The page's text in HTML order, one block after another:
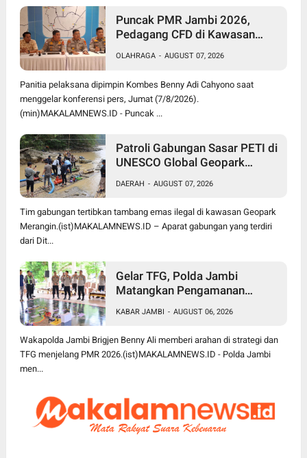
Puncak PMR Jambi 2026,
Pedagang CFD di Kawasan
Dipindahkan, Ini Lokasinya
OLAHRAGA - AUGUST 07, 2026
Panitia pelaksana dipimpin Kombes Benny Adi Cahyono saat
menggelar konferensi pers, Jumat (7/8/2026).
(min)MAKALAMNEWS.ID - Puncak ...
Patroli Gabungan Sasar PETI di
UNESCO Global Geopark
Peralatan Digunakan Tambang
Emas Ilegal
DAERAH - AUGUST 07, 2026
Tim gabungan tertibkan tambang emas ilegal di kawasan Geopark
Merangin.(ist)MAKALAMNEWS.ID – Aparat gabungan yang terdiri
dari Dit...
Gelar TFG, Polda Jambi
Matangkan Pengamanan
Libatkan 1.750 Personel
KABAR JAMBI - AUGUST 06, 2026
Wakapolda Jambi Brigjen Benny Ali memberi arahan di strategi dan
TFG menjelang PMR 2026.(ist)MAKALAMNEWS.ID - Polda Jambi
men...